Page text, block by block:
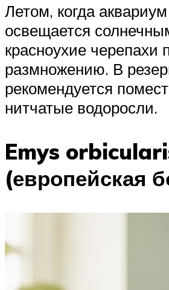
Летом, когда
освещается
красноухие черепахи
размножению. В
рекомендуется
нитчатые водоросли.
Emys
(европейская